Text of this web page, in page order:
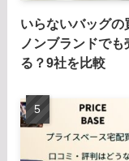
いらないバッグの
ノンブランドでも
る？9社を比較